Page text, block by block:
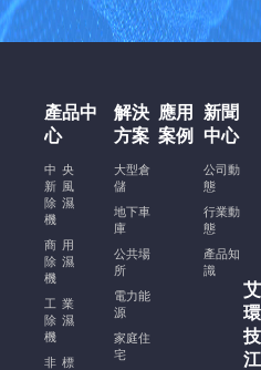
窖
濕
范、
產品中
心
中央
新風
除濕
機
商用
除濕
機
工業
除濕
機
非標
解決
方案
大型倉
儲
地下車
庫
公共場
所
電力能
源
家庭住
宅
應用
案例
新聞
中心
公司動
態
行業動
態
產品知
識